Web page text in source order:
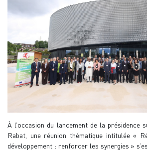
À l’occasion du lancement de la présidence
Rabat, une réunion thématique intitulée «
développement : renforcer les synergies »